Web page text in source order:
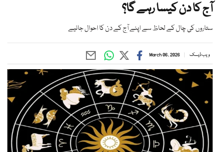
آج کا دن کیسا رہے گا؟
ستاروں کی چال کے لحاظ سے اپنے آج کے دن کا احوال جانیے
ویب ڈیسک March 06, 2026